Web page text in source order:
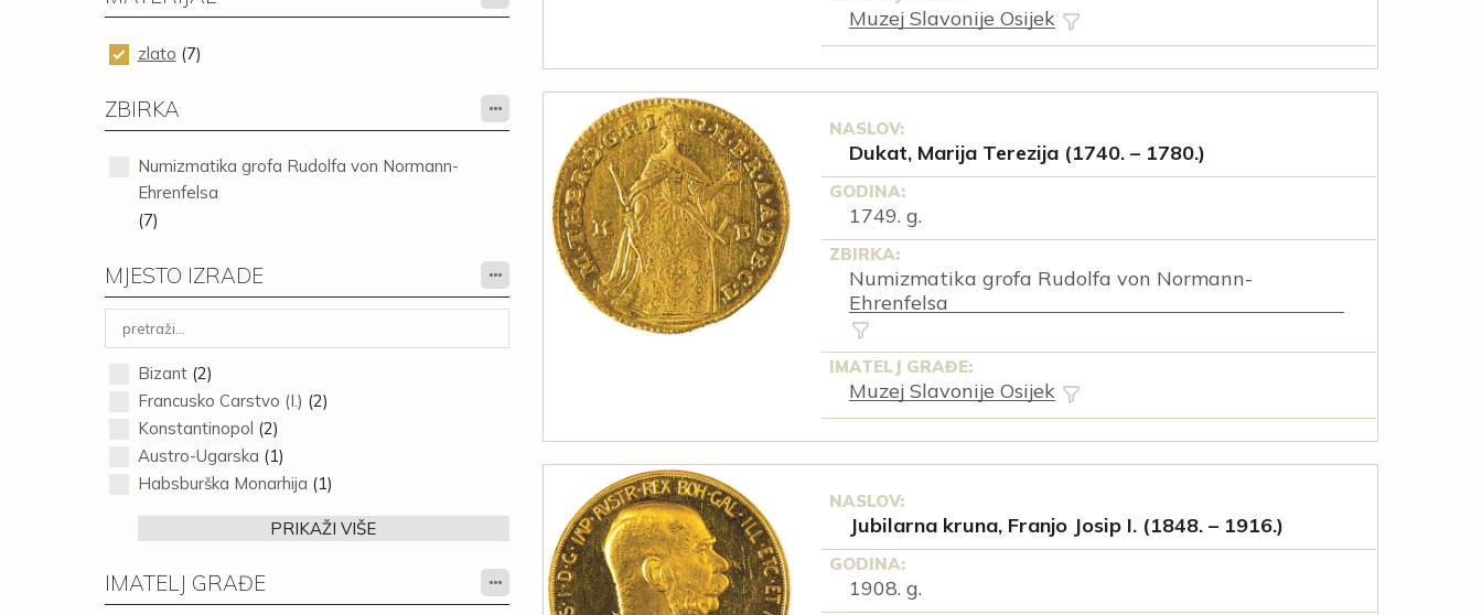
zlato (7)
ZBIRKA
Numizmatika grofa Rudolfa von Normann-
Ehrenfelsa
(7)
MJESTO IZRADE
Bizant(2)
Francusko Carstvo (I.) (2)
Konstantinopol (2)
Austro-Ugarska (1)
Habsburška Monarhija (1)
PRIKAŽI VIŠE
IMATELJ GRAĐE
Muzej Slavonije Osijek
NASLOV:
Dukat, Marija Terezija (1740. – 1780.)
GODINA:
1749. g.
ZBIRKA:
Numizmatika grofa Rudolfa von Normann-
Ehrenfelsa
IMATELJ GRAĐE:
Muzej Slavonije Osijek
NASLOV:
Jubilarna kruna, Franjo Josip I. (1848. – 1916.)
GODINA:
1908. g.